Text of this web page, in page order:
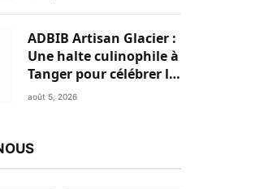
ADBIB Artisan Glacier :
Une halte culinophile à
Tanger pour célébrer la
glace traditionnelle
août 5, 2026